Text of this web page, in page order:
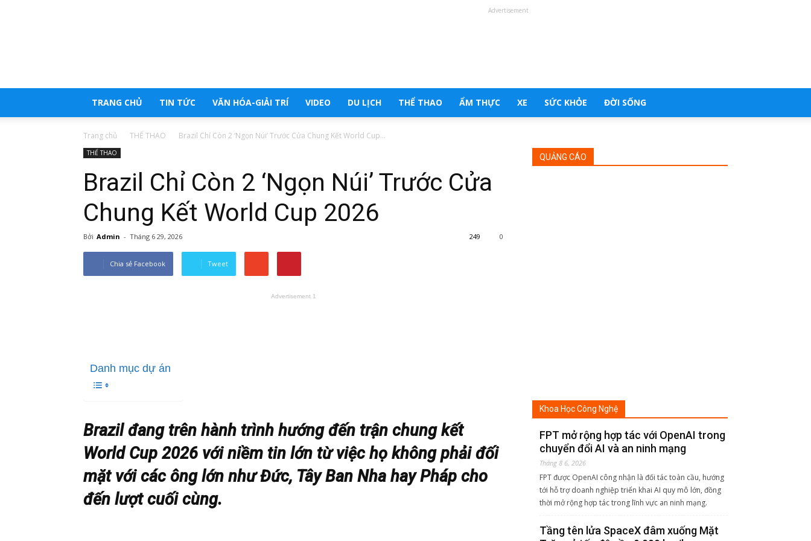
Advertisement
TRANG CHỦ TIN TỨC VĂN HÓA-GIẢI TRÍ VIDEO DU LỊCH THỂ THAO ẨM THỰC XE SỨC KHỎE ĐỜI SỐNG
Trang chủ THỂ THAO Brazil Chỉ Còn 2 ‘Ngọn Núi’ Trước Cửa Chung Kết World Cup...
THỂ THAO
Brazil Chỉ Còn 2 ‘Ngọn Núi’ Trước Cửa
Chung Kết World Cup 2026
Bởi Admin - Tháng 6 29, 2026 0
249
Chia sẻ Facebook Tweet
Advertisement 1
Danh mục dự án
Brazil đang trên hành trình hướng đến trận chung kết
World Cup 2026 với niềm tin lớn từ việc họ không phải đối
mặt với các ông lớn như Đức, Tây Ban Nha hay Pháp cho
đến lượt cuối cùng.
QUẢNG CÁO
Mặt Trăng sau hơn một năm trôi dạt ngoài không gian.
Viettel Post công bố chiến lược mở
rộng hạ tầng logistics
Viettel Post tiếp tục đưa công nghệ vào giải quyết các
bài toán thực tiễn của hoạt động logistics, hướng tới
nâng cao hiệu quả vận hành và chất lượng phục vụ.
Giáo viên cài 'bẫy ẩn' trong bài thi,